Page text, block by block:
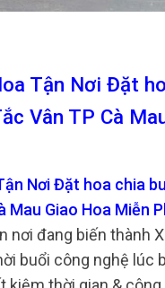
Tận Nơi Đặt
Vân TP Cà
Nơi Đặt hoa chia
Mau Giao Hoa Miễn
nơi đang biến thành
buổi công nghệ lúc